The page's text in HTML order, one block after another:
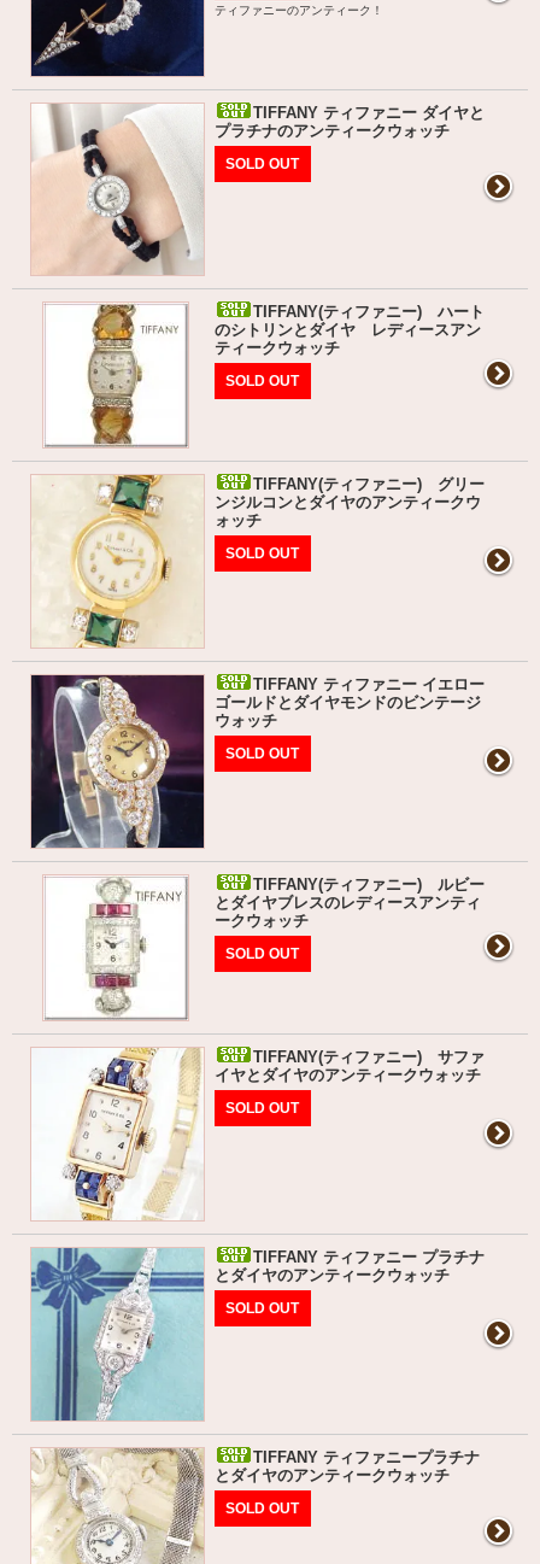
ティファニーのアンティーク！
TIFFANY ティファニー ダイヤと
プラチナのアンティークウォッチ
SOLD OUT
TIFFANY(ティファニー) ハート
のシトリンとダイヤ レディースアン
ティークウォッチ
SOLD OUT
TIFFANY(ティファニー) グリー
ンジルコンとダイヤのアンティークウ
ォッチ
SOLD OUT
TIFFANY ティファニー イエロー
ゴールドとダイヤモンドのビンテージ
ウォッチ
SOLD OUT
TIFFANY(ティファニー) ルビー
とダイヤブレスのレディースアンティ
ークウォッチ
SOLD OUT
TIFFANY(ティファニー) サファ
イヤとダイヤのアンティークウォッチ
SOLD OUT
TIFFANY ティファニー プラチナ
とダイヤのアンティークウォッチ
SOLD OUT
TIFFANY ティファニープラチナ
とダイヤのアンティークウォッチ
SOLD OUT